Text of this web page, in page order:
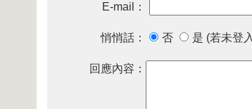
E-mail：
悄悄話： 否 是 (若未登
回應內容：